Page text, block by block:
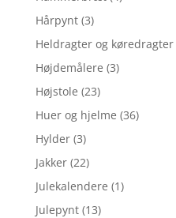
Hårpynt (3)
Heldragter og køredragter
Højdemålere (3)
Højstole (23)
Huer og hjelme (36)
Hylder (3)
Jakker (22)
Julekalendere (1)
Julepynt (13)